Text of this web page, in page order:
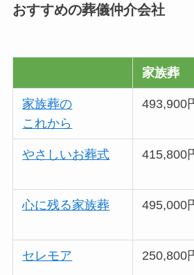
おすすめの葬儀仲介会社
家族葬
家族葬の
これから
493,900
やさしいお葬式 415,800
心に残る家族葬 495,000
セレモア 250,800